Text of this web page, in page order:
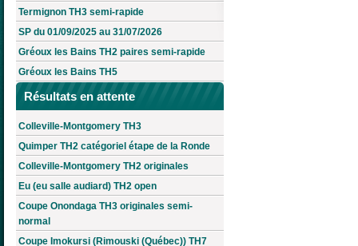
Termignon TH3 semi-rapide
SP du 01/09/2025 au 31/07/2026
Gréoux les Bains TH2 paires semi-rapide
Gréoux les Bains TH5
Résultats en attente
Colleville-Montgomery TH3
Quimper TH2 catégoriel étape de la Ronde
Colleville-Montgomery TH2 originales
Eu (eu salle audiard) TH2 open
Coupe Onondaga TH3 originales semi-
normal
Coupe Imokursi (Rimouski (Québec)) TH7